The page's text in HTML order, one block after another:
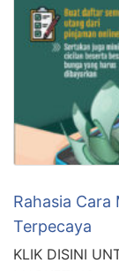
Rahasia Cara
Terpecaya
KLIK DISINI